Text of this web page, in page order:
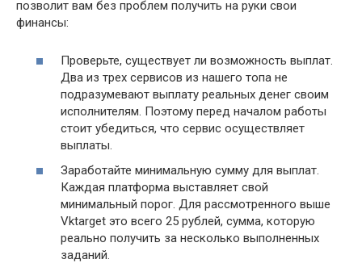
позволит вам без проблем получить на руки свои
финансы:
Проверьте, существует ли возможность выплат.
Два из трех сервисов из нашего топа не
подразумевают выплату реальных денег своим
исполнителям. Поэтому перед началом работы
стоит убедиться, что сервис осуществляет
выплаты.
Заработайте минимальную сумму для выплат.
Каждая платформа выставляет свой
минимальный порог. Для рассмотренного выше
Vktarget это всего 25 рублей, сумма, которую
реально получить за несколько выполненных
заданий.